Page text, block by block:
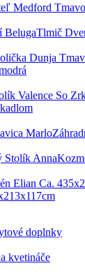
Medford
Tlmič
doplnky
kvetináče